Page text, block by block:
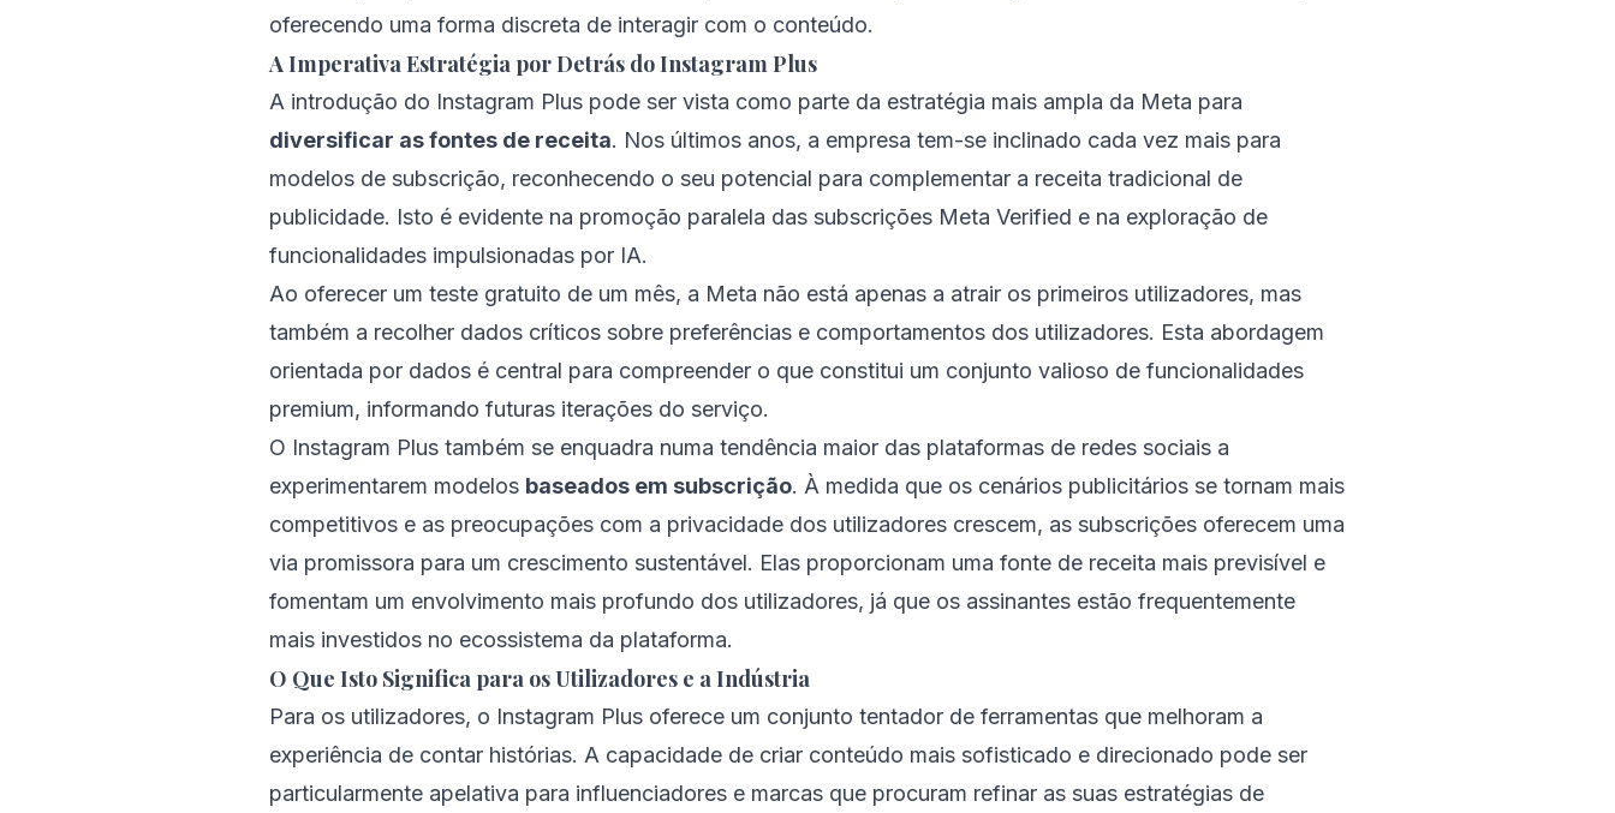
oferecendo uma forma discreta de interagir com o conteúdo.
A Imperativa Estratégia por Detrás do Instagram Plus
A introdução do Instagram Plus pode ser vista como parte da estratégia mais ampla da Meta para
diversificar as fontes de receita. Nos últimos anos, a empresa tem-se inclinado cada vez mais para
modelos de subscrição, reconhecendo o seu potencial para complementar a receita tradicional de
publicidade. Isto é evidente na promoção paralela das subscrições Meta Verified e na exploração de
funcionalidades impulsionadas por IA.
Ao oferecer um teste gratuito de um mês, a Meta não está apenas a atrair os primeiros utilizadores, mas
também a recolher dados críticos sobre preferências e comportamentos dos utilizadores. Esta abordagem
orientada por dados é central para compreender o que constitui um conjunto valioso de funcionalidades
premium, informando futuras iterações do serviço.
O Instagram Plus também se enquadra numa tendência maior das plataformas de redes sociais a
experimentarem modelos baseados em subscrição. À medida que os cenários publicitários se tornam mais
competitivos e as preocupações com a privacidade dos utilizadores crescem, as subscrições oferecem uma
via promissora para um crescimento sustentável. Elas proporcionam uma fonte de receita mais previsível e
fomentam um envolvimento mais profundo dos utilizadores, já que os assinantes estão frequentemente
mais investidos no ecossistema da plataforma.
O Que Isto Significa para os Utilizadores e a Indústria
Para os utilizadores, o Instagram Plus oferece um conjunto tentador de ferramentas que melhoram a
experiência de contar histórias. A capacidade de criar conteúdo mais sofisticado e direcionado pode ser
particularmente apelativa para influenciadores e marcas que procuram refinar as suas estratégias de